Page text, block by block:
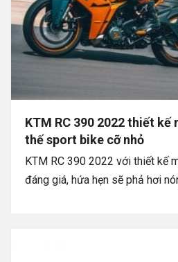
KTM RC 390 2022 thiết kế
thế sport bike cỡ nhỏ
KTM RC 390 2022 với thiết kế
đáng giá, hứa hẹn sẽ phả hơi